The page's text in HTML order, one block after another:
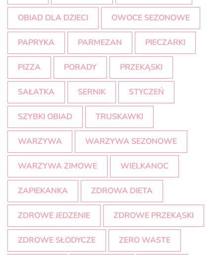
OBIAD DLA DZIECI OWOCE SEZONOWE
PAPRYKA PARMEZAN PIECZARKI
PIZZA PORADY PRZEKĄSKI
SAŁATKA SERNIK STYCZEŃ
SZYBKI OBIAD TRUSKAWKI
WARZYWA WARZYWA SEZONOWE
WARZYWA ZIMOWE WIELKANOC
ZAPIEKANKA ZDROWA DIETA
ZDROWE JEDZENIE ZDROWE PRZEKĄSKI
ZDROWE SŁODYCZE ZERO WASTE